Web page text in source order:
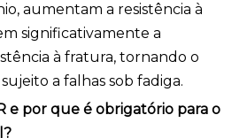
aumentam a resistência à
significativamente a
à fratura, tornando o
a falhas sob fadiga.
e por que é obrigatório para o